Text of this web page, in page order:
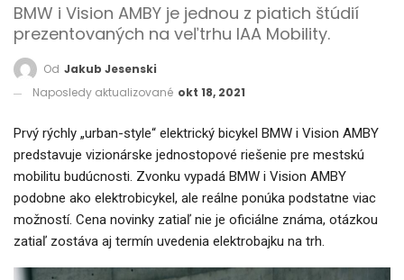
BMW i Vision AMBY je jednou z piatich štúdií
prezentovaných na veľtrhu IAA Mobility.
Od Jakub Jesenski
Naposledy aktualizované okt 18, 2021
Prvý rýchly „urban-style“ elektrický bicykel BMW i Vision AMBY
predstavuje vizionárske jednostopové riešenie pre mestskú
mobilitu budúcnosti. Zvonku vypadá BMW i Vision AMBY
podobne ako elektrobicykel, ale reálne ponúka podstatne viac
možností. Cena novinky zatiaľ nie je oficiálne známa, otázkou
zatiaľ zostáva aj termín uvedenia elektrobajku na trh.